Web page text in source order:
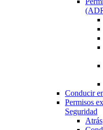
Conducir
Permisos
Seguridad
Atrás